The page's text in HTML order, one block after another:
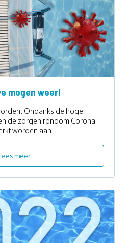
mogen weer!
Ondanks de hoge
de zorgen rondom Corona
worden aan...
meer